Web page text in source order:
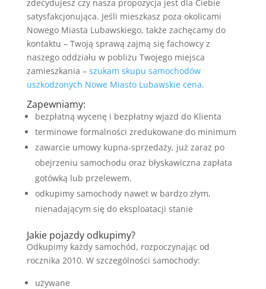
zdecydujesz czy nasza propozycja jest dla Ciebie
satysfakcjonująca. Jeśli mieszkasz poza okolicami
Nowego Miasta Lubawskiego, także zachęcamy do
kontaktu – Twoją sprawą zajmą się fachowcy z
naszego oddziału w pobliżu Twojego miejsca
zamieszkania – szukam skupu samochodów
uszkodzonych Nowe Miasto Lubawskie cena.
Zapewniamy:
bezpłatną wycenę i bezpłatny wjazd do Klienta
terminowe formalności zredukowane do minimum
zawarcie umowy kupna-sprzedaży, już zaraz po
obejrzeniu samochodu oraz błyskawiczna zapłata
gotówką lub przelewem.
odkupimy samochody nawet w bardzo złym,
nienadającym się do eksploatacji stanie
Jakie pojazdy odkupimy?
Odkupimy każdy samochód, rozpoczynając od
rocznika 2010. W szczególności samochody:
używane